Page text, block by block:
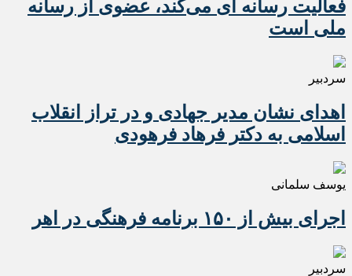
فعالیت رسانه ای می‌کند، عضوی از رسانه
ملی است
سردبیر
اهدای نشان مدیر جهادی و در تراز انقلاب
اسلامی به دکتر فرهاد فرهودی
یوسف سلمانی
اجرای بیش از ۱۵۰ برنامه فرهنگی در اهر
سردبیر